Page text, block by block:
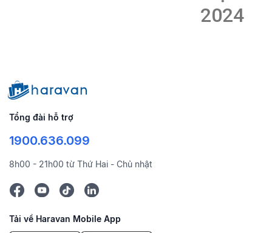
2024
Tổng đài hỗ trợ
1900.636.099
8h00 - 21h00 từ Thứ Hai - Chủ nhật
Tải về Haravan Mobile App